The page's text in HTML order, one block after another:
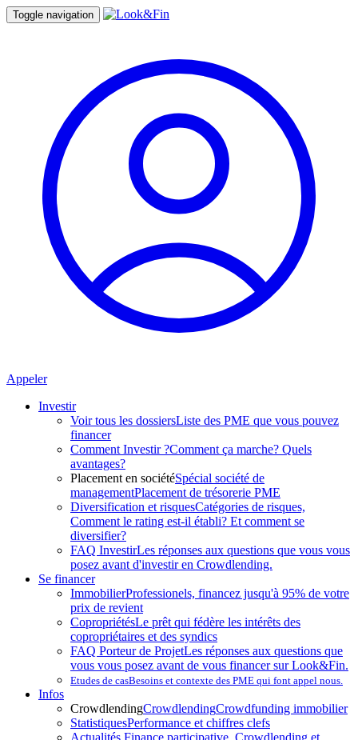
Toggle navigation
Appeler
Investir
Voir tous les dossiersListe des PME que vous pouvez
financer
Comment Investir ?Comment ça marche? Quels
avantages?
Placement en sociétéSpécial société de
managementPlacement de trésorerie PME
Diversification et risquesCatégories de risques,
Comment le rating est-il établi? Et comment se
diversifier?
FAQ InvestirLes réponses aux questions que vous vous
posez avant d'investir en Crowdlending.
Se financer
ImmobilierProfessionels, financez jusqu'à 95% de votre
prix de revient
CopropriétésLe prêt qui fédère les intérêts des
copropriétaires et des syndics
FAQ Porteur de ProjetLes réponses aux questions que
vous vous posez avant de vous financer sur Look&Fin.
Etudes de casBesoins et contexte des PME qui font appel nous.
Infos
CrowdlendingCrowdlendingCrowdfunding immobilier
StatistiquesPerformance et chiffres clefs
Actualités Finance participative, Crowdlending et